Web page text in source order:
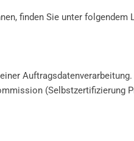
finden Sie unter folgendem
(Selbstzertifizierung